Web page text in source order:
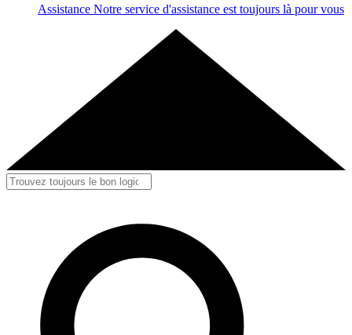
Assistance Notre service d'assistance est toujours là pour vous